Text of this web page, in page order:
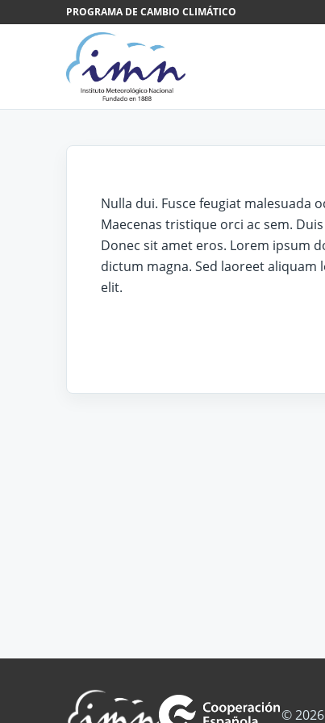
Saltar al contenidoPROGRAMA DE CAMBIO CLIMÁTICO
Nulla dui. Fusce feugiat malesuada
Maecenas tristique orci ac sem.
Donec sit amet eros. Lorem ipsum
dictum magna. Sed laoreet
elit.
©